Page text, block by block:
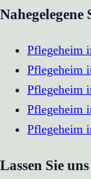
Nahegelegene
Pflegeheim
Pflegeheim
Pflegeheim
Pflegeheim
Pflegeheim
Lassen Sie